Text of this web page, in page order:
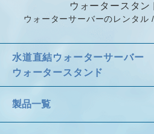
ウォータースタン
ウォーターサーバーのレンタル
水道直結ウォーターサーバー
ウォータースタンド
製品一覧